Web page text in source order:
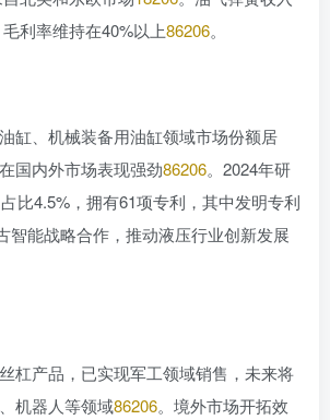
利率维持在40%以上86206。
缸、机械装备用油缸领域市场份额居
国内外市场表现强劲86206。2024年研
比4.5%，拥有61项专利，其中发明专利
智能战略合作，推动液压行业创新发展
杠产品，已实现军工领域销售，未来将
机器人等领域86206。境外市场开拓效